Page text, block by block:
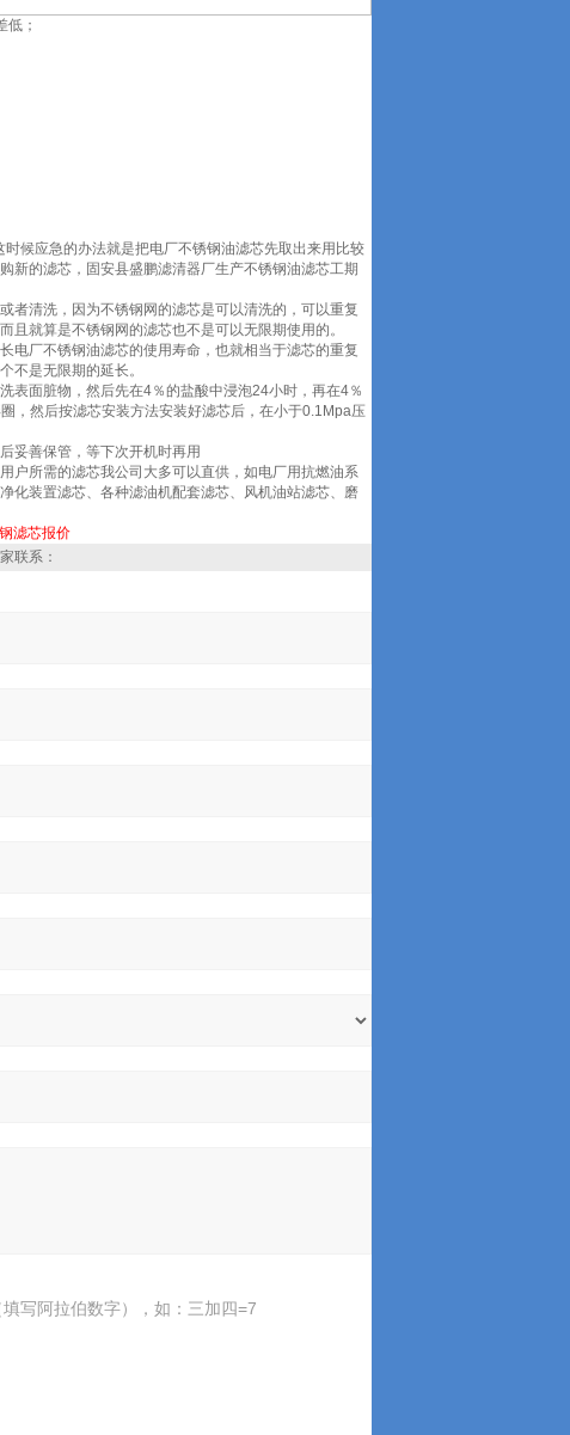
；
候应急的办法就是把电厂不锈钢油滤芯先取出来用比较
新的滤芯，固安县盛鹏滤清器厂生产不锈钢油滤芯工期
者清洗，因为不锈钢网的滤芯是可以清洗的，可以重复
就算是不锈钢网的滤芯也不是可以无限期使用的。
电厂不锈钢油滤芯的使用寿命，也就相当于滤芯的重复
不是无限期的延长。
表面脏物，然后先在4％的盐酸中浸泡24小时，再在4％
，然后按滤芯安装方法安装好滤芯后，在小于0.1Mpa压
妥善保管，等下次开机时再用
户所需的滤芯我公司大多可以直供，如电厂用抗燃油系
化装置滤芯、各种滤油机配套滤芯、风机油站滤芯、磨
滤芯报价
联系：
写阿拉伯数字），如：三加四=7